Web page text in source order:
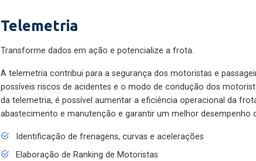
Telemetria
Transforme dados em ação e potencialize a frota.
A telemetria contribui para a segurança dos motoristas e
possíveis riscos de acidentes e o modo de condução dos
da telemetria, é possível aumentar a eficiência operacional da
abastecimento e manutenção e garantir um melhor desempenho
Identificação de frenagens, curvas e acelerações
Elaboração de Ranking de Motoristas